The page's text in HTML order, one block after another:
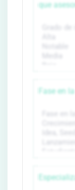
que
Fase en